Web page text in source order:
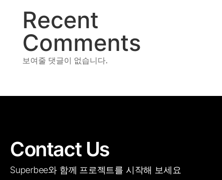
Recent
Comments
보여줄 댓글이 없습니다.
Contact Us
Superbee와 함께 프로젝트를 시작해 보세요